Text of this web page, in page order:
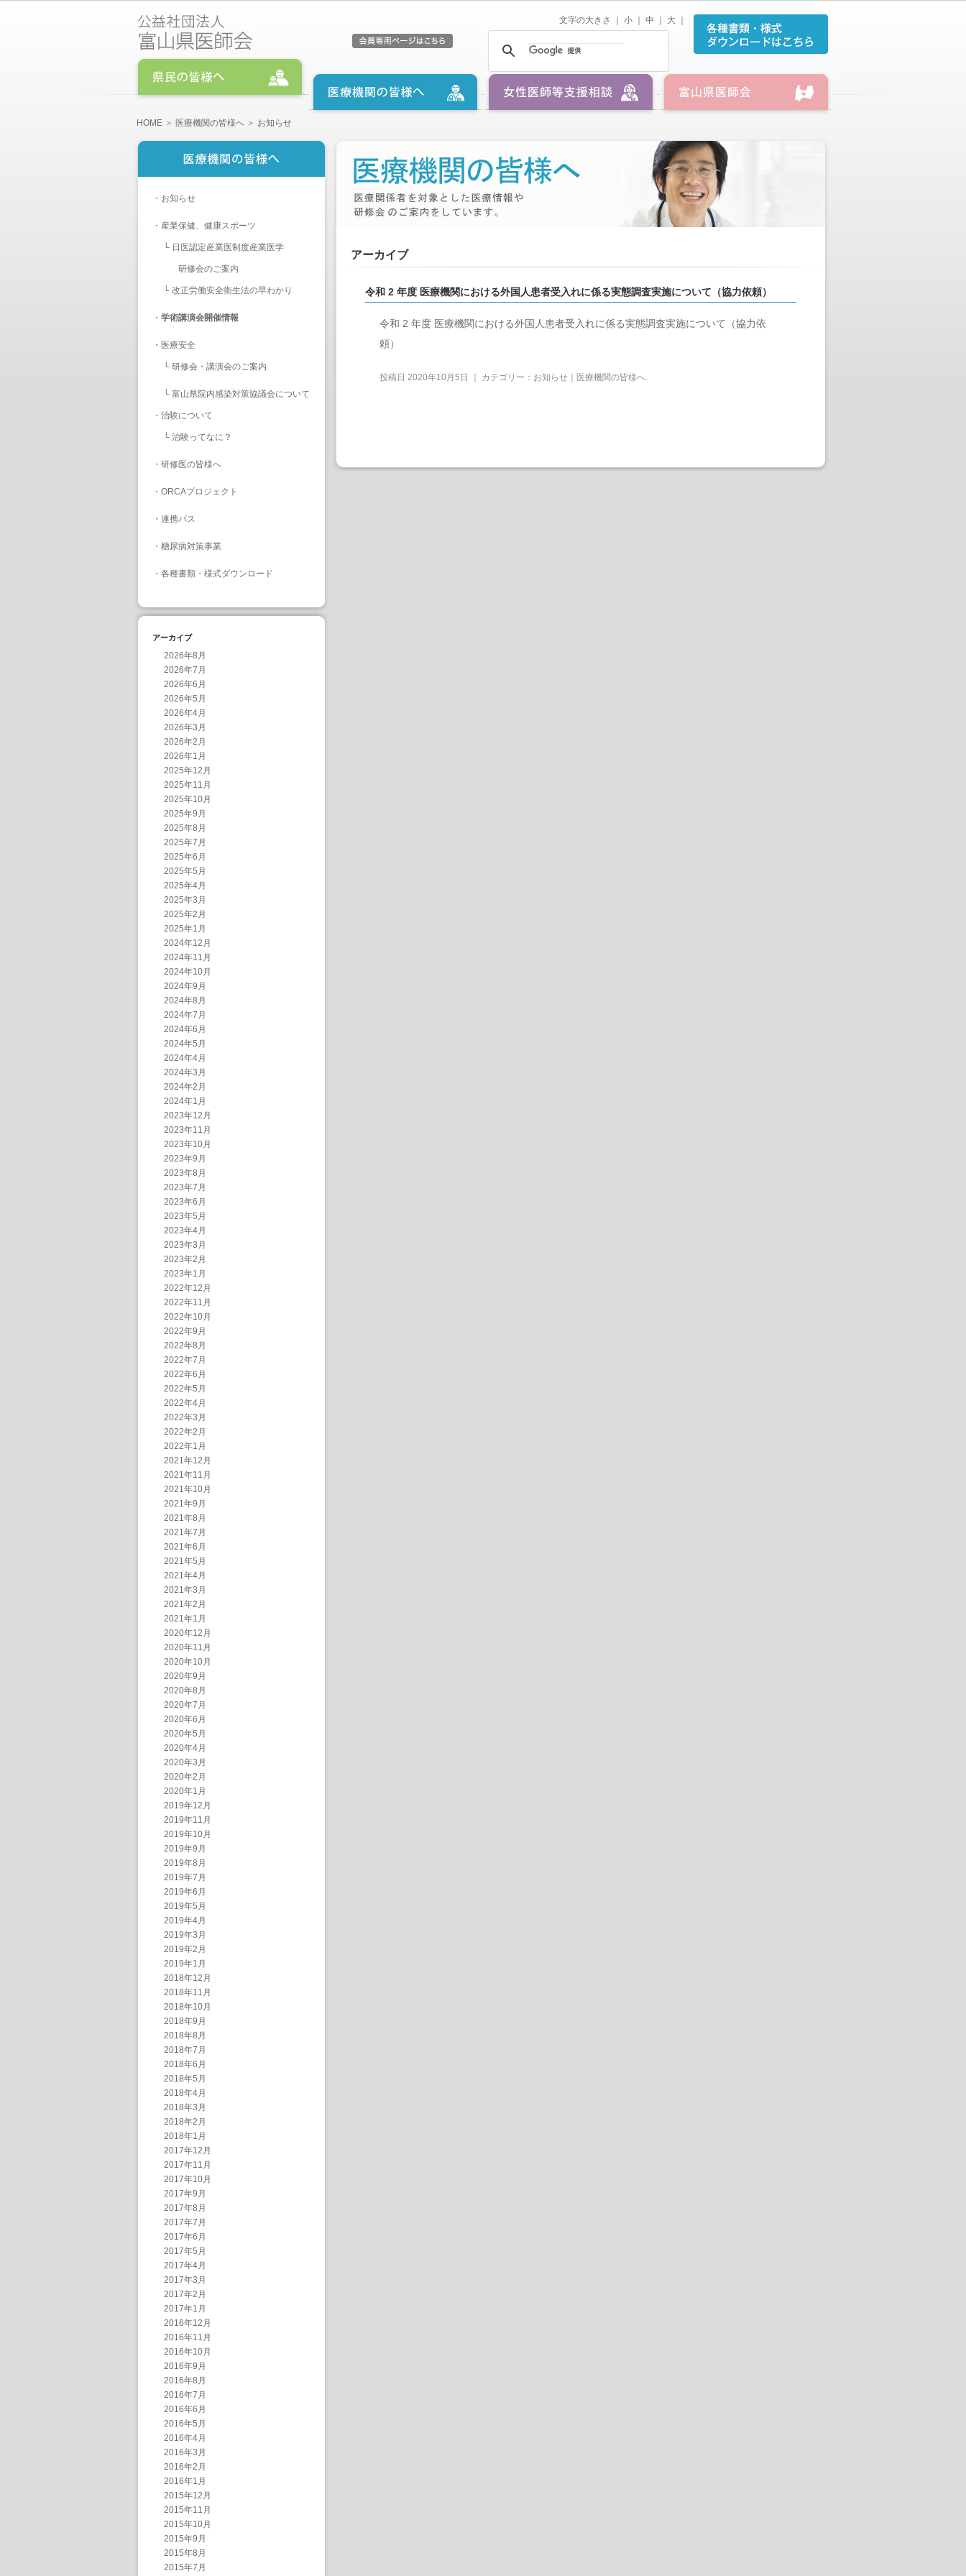
文字の大きさ ｜ 小 中 大
HOME ＞ 医療機関の皆様へ ＞ お知らせ
・ お知らせ
・ 産業保健、健康スポーツ
└ 日医認定産業医制度産業医学
研修会のご案内
└ 改正労働安全衛生法の早わかり
・ 学術講演会開催情報
・ 医療安全
└ 研修会・講演会のご案内
└ 富山県院内感染対策協議会について
・ 治験について
└ 治験ってなに？
・ 研修医の皆様へ
・ ORCAプロジェクト
・ 連携パス
・ 糖尿病対策事業
・ 各種書類・様式ダウンロード
アーカイブ
2026年8月
2026年7月
2026年6月
2026年5月
2026年4月
2026年3月
2026年2月
2026年1月
2025年12月
2025年11月
2025年10月
2025年9月
2025年8月
2025年7月
2025年6月
2025年5月
2025年4月
2025年3月
2025年2月
2025年1月
2024年12月
2024年11月
2024年10月
2024年9月
2024年8月
2024年7月
2024年6月
2024年5月
2024年4月
2024年3月
2024年2月
2024年1月
2023年12月
2023年11月
2023年10月
2023年9月
2023年8月
2023年7月
2023年6月
2023年5月
2023年4月
2023年3月
2023年2月
2023年1月
2022年12月
2022年11月
2022年10月
2022年9月
2022年8月
2022年7月
2022年6月
2022年5月
2022年4月
2022年3月
2022年2月
2022年1月
2021年12月
2021年11月
2021年10月
2021年9月
2021年8月
2021年7月
2021年6月
2021年5月
2021年4月
2021年3月
2021年2月
2021年1月
2020年12月
2020年11月
2020年10月
2020年9月
2020年8月
2020年7月
2020年6月
2020年5月
2020年4月
2020年3月
2020年2月
2020年1月
2019年12月
2019年11月
2019年10月
2019年9月
2019年8月
2019年7月
2019年6月
2019年5月
2019年4月
2019年3月
2019年2月
2019年1月
2018年12月
2018年11月
2018年10月
2018年9月
2018年8月
2018年7月
2018年6月
2018年5月
2018年4月
2018年3月
2018年2月
2018年1月
2017年12月
2017年11月
2017年10月
2017年9月
2017年8月
2017年7月
2017年6月
2017年5月
2017年4月
2017年3月
2017年2月
2017年1月
2016年12月
2016年11月
2016年10月
2016年9月
2016年8月
2016年7月
2016年6月
2016年5月
2016年4月
2016年3月
2016年2月
2016年1月
2015年12月
2015年11月
2015年10月
2015年9月
2015年8月
2015年7月
アーカイブ
令和 2 年度 医療機関における外国人患者受入れに係る実態調査実施について（協力依頼）
令和 2 年度 医療機関における外国人患者受入れに係る実態調査実施について（協力依
頼）
投稿日 2020年10月5日 ｜ カテゴリー： お知らせ｜医療機関の皆様へ.